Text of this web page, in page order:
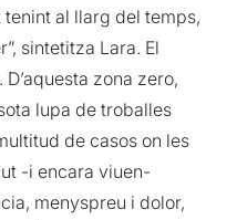
al llarg del temps,
sintetitza Lara. El
zona zero,
lupa de troballes
de casos on les
-i encara viuen-
menyspreu i dolor,